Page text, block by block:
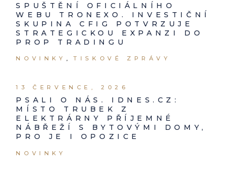
SPUŠTĚNÍ OFICIÁLNÍHO
WEBU TRONEXO. INVESTIČNÍ
SKUPINA CFIG POTVRZUJE
STRATEGICKOU EXPANZI DO
PROP TRADINGU
NOVINKY TISKOVÉ ZPRÁVY
13 ČERVENCE, 2026
PSALI O NÁS. IDNES.CZ:
MÍSTO TRUBEK Z
ELEKTRÁRNY PŘÍJEMNÉ
NÁBŘEŽÍ S BYTOVÝMI DOMY,
PRO JE I OPOZICE
NOVINKY